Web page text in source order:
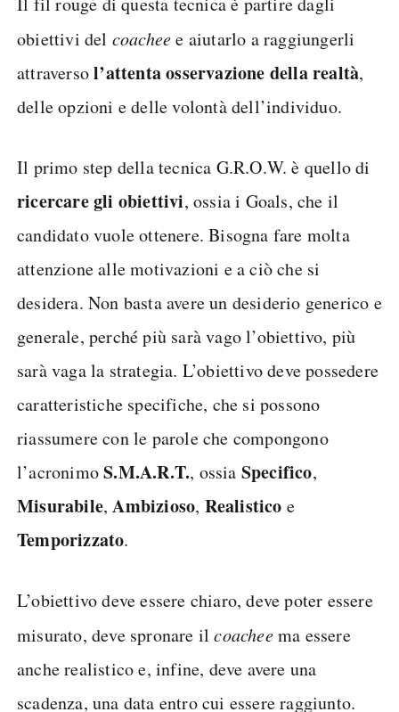
obiettivi del coacheee aiutarlo a raggiungerli
attraversol’attenta osservazione della realtà,
delle opzioni e delle volontà dell’individuo.
Il primo step della tecnica G.R.O.W. è quello di
ricercare gli obiettivi, ossia i Goals, che il
candidato vuole ottenere. Bisogna fare molta
attenzione alle motivazioni e a ciò che si
desidera. Non basta avere un desiderio generico e
generale, perché più sarà vago l’obiettivo, più
sarà vaga la strategia. L’obiettivo deve possedere
caratteristiche specifiche, che si possono
riassumere con le parole che compongono
l’acronimoS.M.A.R.T., ossia Specifico,
Misurabile,Ambizioso, Realistico e
Temporizzato.
L’obiettivo deve essere chiaro, deve poter essere
misurato, deve spronare ilcoacheema essere
anche realistico e, infine, deve avere una
scadenza, una data entro cui essere raggiunto.